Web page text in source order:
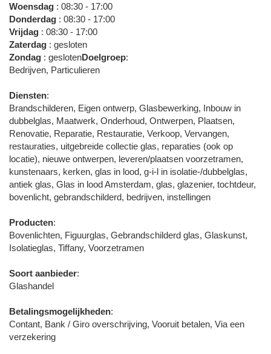
Woensdag : 08:30 - 17:00
Donderdag : 08:30 - 17:00
Vrijdag : 08:30 - 17:00
Zaterdag : gesloten
Zondag : geslotenDoelgroep:
Bedrijven, Particulieren
Diensten:
Brandschilderen, Eigen ontwerp, Glasbewerking, Inbouw in
dubbelglas, Maatwerk, Onderhoud, Ontwerpen, Plaatsen,
Renovatie, Reparatie, Restauratie, Verkoop, Vervangen,
restauraties, uitgebreide collectie glas, reparaties (ook op
locatie), nieuwe ontwerpen, leveren/plaatsen voorzetramen,
kunstenaars, kerken, glas in lood, g-i-l in isolatie-/dubbelglas,
antiek glas, Glas in lood Amsterdam, glas, glazenier, tochtdeur,
bovenlicht, gebrandschilderd, bedrijven, instellingen
Producten:
Bovenlichten, Figuurglas, Gebrandschilderd glas, Glaskunst,
Isolatieglas, Tiffany, Voorzetramen
Soort aanbieder:
Glashandel
Betalingsmogelijkheden:
Contant, Bank / Giro overschrijving, Vooruit betalen, Via een
verzekering